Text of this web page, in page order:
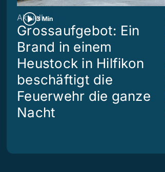
3 Min
Aktuell
Grossaufgebot: Ein
Brand in einem
Heustock in Hilfikon
beschäftigt die
Feuerwehr die ganze
Nacht